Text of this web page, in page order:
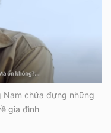
Nam chứa đựng những
gia đình